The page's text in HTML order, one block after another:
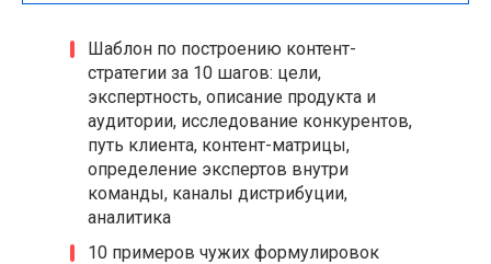
10 примеров чужих формулировок
Шаблон по построению контент-
стратегии за 10 шагов: цели,
экспертность, описание продукта и
аудитории, исследование конкурентов,
путь клиента, контент-матрицы,
определение экспертов внутри
команды, каналы дистрибуции,
аналитика